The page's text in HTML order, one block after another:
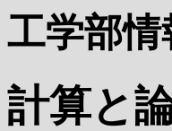
工学部情
計算と